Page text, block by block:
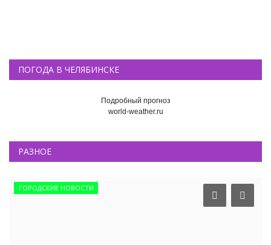
ПОГОДА В ЧЕЛЯБИНСКЕ
Подробный прогноз
world-weather.ru
РАЗНОЕ
ГОРОДСКИЕ НОВОСТИ